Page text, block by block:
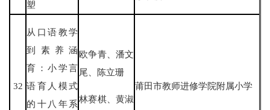
塑
32
从口语教学
到素养涵
育：小学言
语育人模式
的十八年系
欧争青、潘文
尾、陈立珊
林赛棋、黄淑
莆田市教师进修学院附属小学